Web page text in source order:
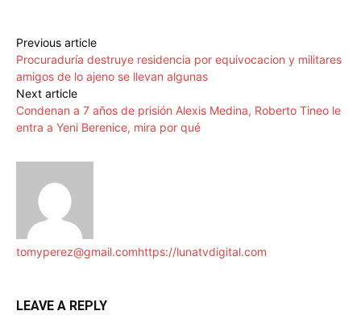
Previous article
Procuraduría destruye residencia por equivocacion y militares
amigos de lo ajeno se llevan algunas
Next article
Condenan a 7 años de prisión Alexis Medina, Roberto Tineo le
entra a Yeni Berenice, mira por qué
tomyperez@gmail.comhttps://lunatvdigital.com
LEAVE A REPLY